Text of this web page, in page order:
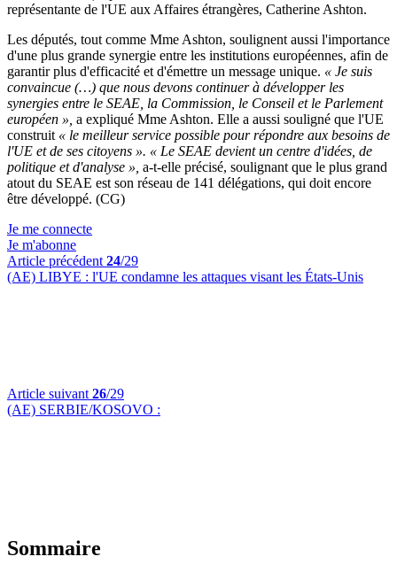
représentante de l'UE aux Affaires étrangères, Catherine Ashton.
Les députés, tout comme Mme Ashton, soulignent aussi l'importance
d'une plus grande synergie entre les institutions européennes, afin de
garantir plus d'efficacité et d'émettre un message unique. « Je suis
convaincue (…) que nous devons continuer à développer les
synergies entre le SEAE, la Commission, le Conseil et le Parlement
européen », a expliqué Mme Ashton. Elle a aussi souligné que l'UE
construit « le meilleur service possible pour répondre aux besoins de
l'UE et de ses citoyens ». « Le SEAE devient un centre d'idées, de
politique et d'analyse », a-t-elle précisé, soulignant que le plus grand
atout du SEAE est son réseau de 141 délégations, qui doit encore
être développé. (CG)
Je me connecte
Je m'abonne
Article précédent 24/29
(AE) LIBYE : l'UE condamne les attaques visant les États-Unis
Article suivant 26/29
(AE) SERBIE/KOSOVO :
Sommaire